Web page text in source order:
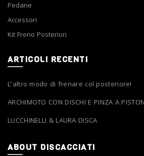
Pedane
Accessori
Kit Freno Posteriori
ARTICOLI RECENTI
L’altro modo di frenare col posteriore!
ARCHIMOTO CON DISCHI E PINZA A
LUCCHINELLI & LAURA DISCA
ABOUT DISCACCIATI